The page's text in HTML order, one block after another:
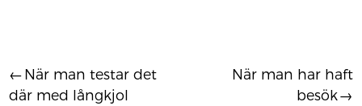
Inläggsnavigering
När man testar det
där med långkjol
När man har haft
besök